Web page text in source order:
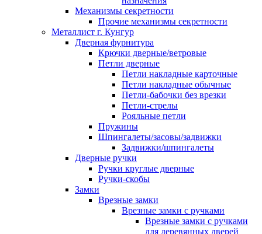
Механизмы секретности
Прочие механизмы секретности
Металлист г. Кунгур
Дверная фурнитура
Крючки дверные/ветровые
Петли дверные
Петли накладные карточные
Петли накладные обычные
Петли-бабочки без врезки
Петли-стрелы
Рояльные петли
Пружины
Шпингалеты/засовы/задвижки
Задвижки/шпингалеты
Дверные ручки
Ручки круглые дверные
Ручки-скобы
Замки
Врезные замки
Врезные замки с ручками
Врезные замки с ручками
для деревянных дверей